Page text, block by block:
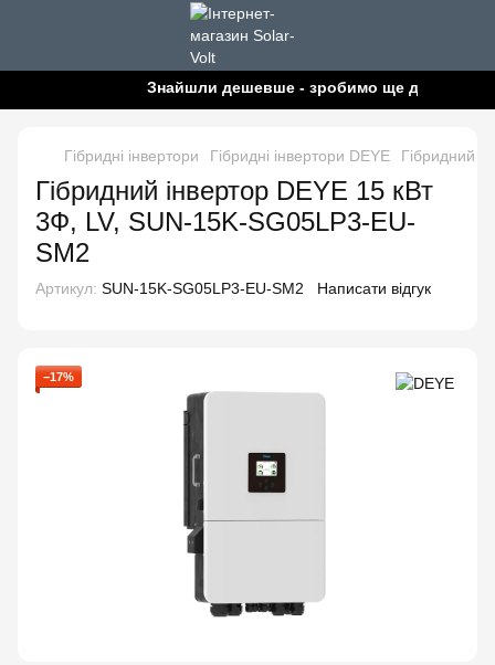
Знайшли дешевше - зробимо ще дешевше!
Гібридні інвертори Гібридні інвертори DEYE Гібридний
Гібридний інвертор DEYE 15 кВт
3Ф, LV, SUN-15K-SG05LP3-EU-
SM2
Артикул: SUN-15K-SG05LP3-EU-SM2 Написати відгук
−17%